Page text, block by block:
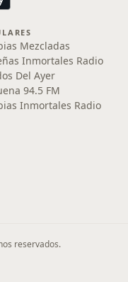
Mezcladas
Inmortales Radio
Del Ayer
94.5 FM
Inmortales Radio
reservados.